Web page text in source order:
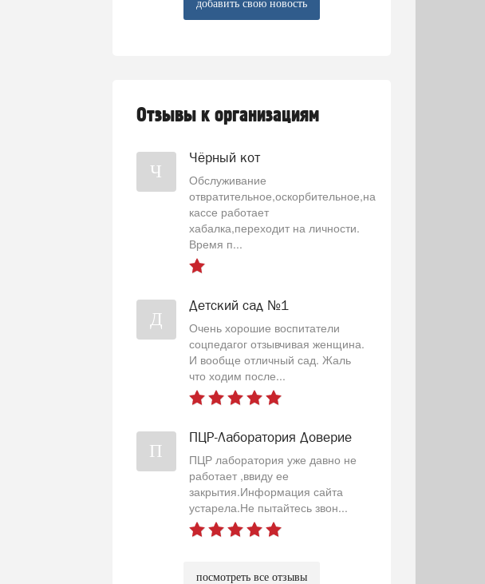
добавить свою новость
Отзывы к организациям
Ч
Чёрный кот
Обслуживание
отвратительное,оскорбительное,на
кассе работает
хабалка,переходит на личности.
Время п...
Д
Детский сад №1
Очень хорошие воспитатели
соцпедагог отзывчивая женщина.
И вообще отличный сад. Жаль
что ходим после...
П
ПЦР-Лаборатория Доверие
ПЦР лаборатория уже давно не
работает ,ввиду ее
закрытия.Информация сайта
устарела.Не пытайтесь звон...
посмотреть все отзывы